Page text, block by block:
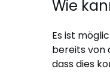
Wie
Es ist
bereits von
dass dies